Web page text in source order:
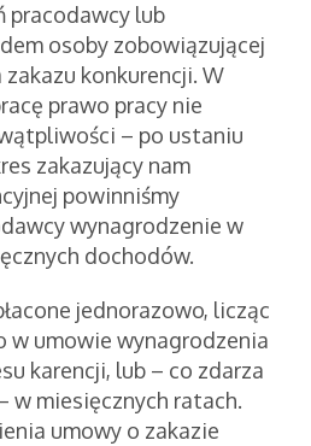
pracodawcy lub
osoby zobowiązującej
konkurencji. W
prawo pracy nie
– po ustaniu
zakazujący nam
powinniśmy
wynagrodzenie w
dochodów.
jednorazowo, licząc
w umowie wynagrodzenia
karencji, lub – co zdarza
w miesięcznych ratach.
umowy o zakazie